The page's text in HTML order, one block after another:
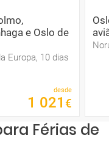
e Oslo de
Europa, 10 dias
desde
1 021 €
Férias de